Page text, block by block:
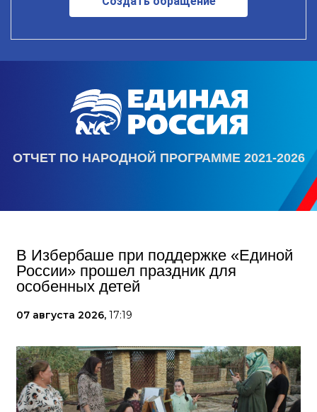
ОТЧЕТ ПО НАРОДНОЙ ПРОГРАММЕ 2021-2026
В Избербаше при поддержке «Единой
России» прошел праздник для
особенных детей
07 августа 2026, 17:19